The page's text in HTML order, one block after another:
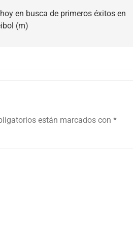
en busca de primeros éxitos en
(m)
están marcados con *